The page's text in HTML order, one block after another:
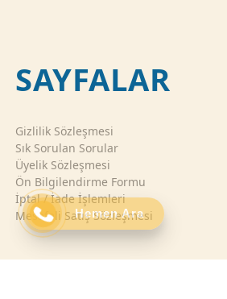
Hemen Ara
SAYFALAR
Gizlilik Sözleşmesi
Sık Sorulan Sorular
Üyelik Sözleşmesi
Ön Bilgilendirme Formu
İptal / İade İşlemleri
Mesafeli Satış Sözleşmesi